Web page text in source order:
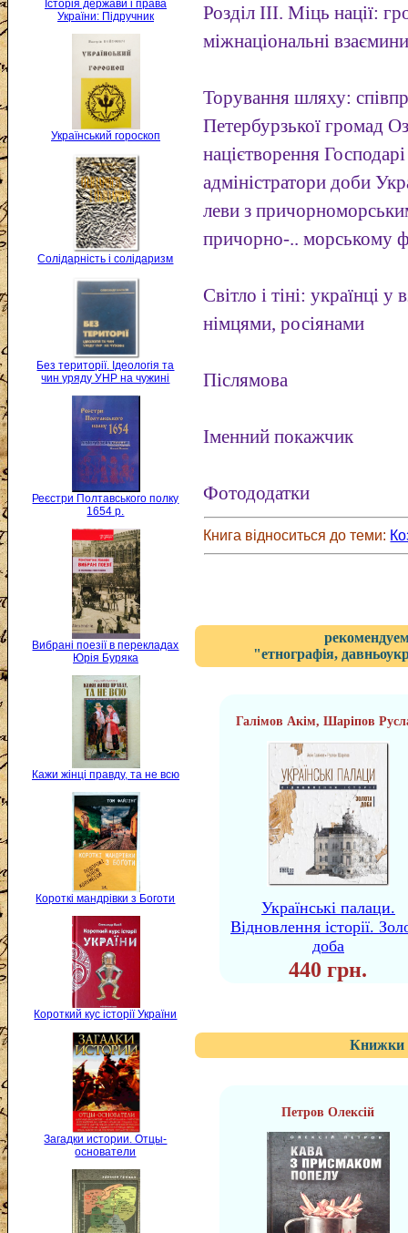
Історія держави і права
України: Підручник
Український гороскоп
Солідарність і солідаризм
Без території. Ідеологія та
чин уряду УНР на чужині
Реєстри Полтавського полку
1654 р.
Вибрані поезії в перекладах
Юрія Буряка
Кажи жінці правду, та не всю
Короткі мандрівки з Боготи
Короткий кус історії України
Загадки истории. Отцы-
основатели
Розділ III. Міць нації:
міжнаціональні
Торування шляху:
Петербурзької громад
націєтворення
адміністратори доби
леви з
причорно-.. морському
Світло і тіні: українці
німцями, росіянами
Післямова
Іменний покажчик
Фотододатки
Книга відноситься до теми:
"етнографія,
Галімов Акім, Шаріпов
Українські палаци.
Відновлення історії.
доба
440 грн.
Книжки
Петров Олексій